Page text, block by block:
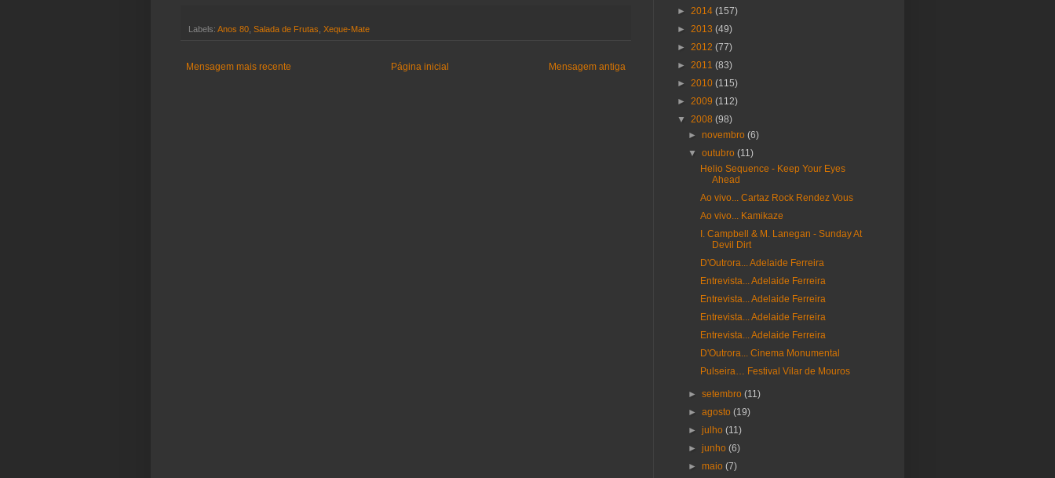
Labels: Anos 80 Salada de Frutas Xeque-Mate
Mensagem mais recente Mensagem antiga
Página inicial
► 2014 (157)
► 2013 (49)
► 2012 (77)
► 2011 (83)
► 2010 (115)
► 2009 (112)
▼ 2008 (98)
►novembro(6)
▼outubro(11)
Helio Sequence - Keep Your Eyes
Ahead
Ao vivo... Cartaz Rock Rendez Vous
Ao vivo... Kamikaze
I. Campbell & M. Lanegan - Sunday At
Devil Dirt
D'Outrora... Adelaide Ferreira
Entrevista... Adelaide Ferreira
Entrevista... Adelaide Ferreira
Entrevista... Adelaide Ferreira
Entrevista... Adelaide Ferreira
D'Outrora... Cinema Monumental
Pulseira… Festival Vilar de Mouros
►setembro(11)
►agosto(19)
►julho(11)
►junho(6)
►maio(7)